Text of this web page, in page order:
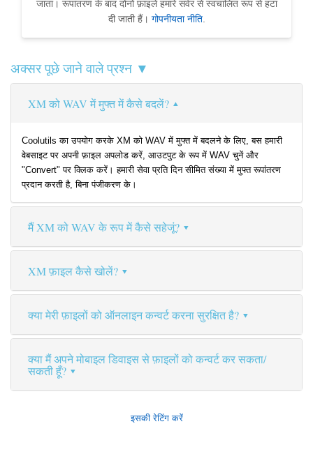
जाता। रूपांतरण के बाद दोनों फ़ाइलें हमारे सर्वर से स्वचालित रूप से हटा
दी जाती हैं। गोपनीयता नीति.
अक्सर पूछे जाने वाले प्रश्न ▼
XM को WAV में मुफ्त में कैसे बदलें?
Coolutils का उपयोग करके XM को WAV में मुफ्त में बदलने के लिए, बस हमारी
वेबसाइट पर अपनी फ़ाइल अपलोड करें, आउटपुट के रूप में WAV चुनें और
"Convert" पर क्लिक करें। हमारी सेवा प्रति दिन सीमित संख्या में मुफ्त रूपांतरण
प्रदान करती है, बिना पंजीकरण के।
मैं XM को WAV के रूप में कैसे सहेजूं?
XM फ़ाइल कैसे खोलें?
क्या मेरी फ़ाइलों को ऑनलाइन कन्वर्ट करना सुरक्षित है?
क्या मैं अपने मोबाइल डिवाइस से फ़ाइलों को कन्वर्ट कर सकता/
सकती हूँ?
इसकी रेटिंग करें